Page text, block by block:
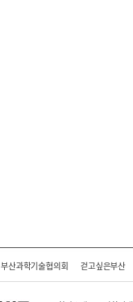
부산과학기술협의회 걷고싶은부산